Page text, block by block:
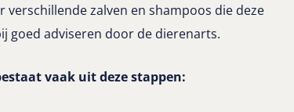
zalven en shampoos die deze
goed adviseren door de dierenarts.
vaak uit deze stappen: